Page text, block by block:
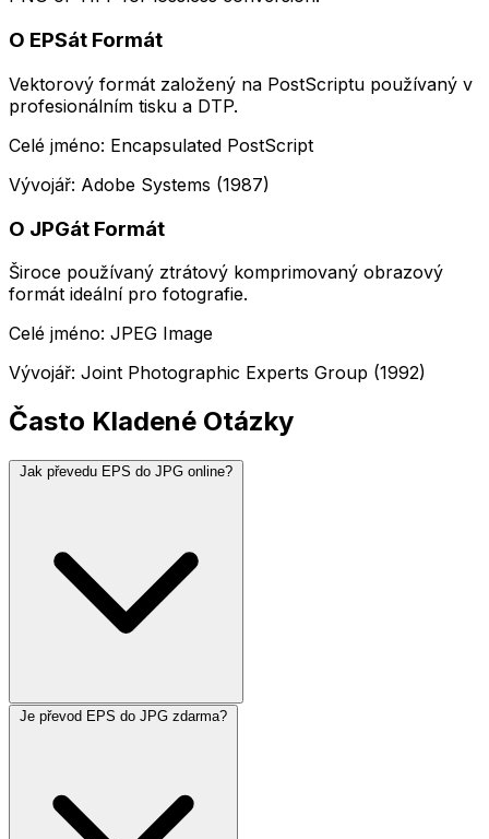
O EPSát Formát
Vektorový formát založený na PostScriptu používaný v
profesionálním tisku a DTP.
Celé jméno: Encapsulated PostScript
Vývojář: Adobe Systems (1987)
O JPGát Formát
Široce používaný ztrátový komprimovaný obrazový
formát ideální pro fotografie.
Celé jméno: JPEG Image
Vývojář: Joint Photographic Experts Group (1992)
Často Kladené Otázky
Jak převedu EPS do JPG online?
Je převod EPS do JPG zdarma?